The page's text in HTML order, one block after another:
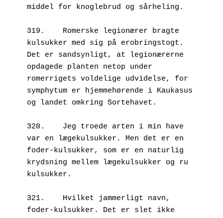
middel for knoglebrud og sårheling.
319.	Romerske legionærer bragte
kulsukker med sig på erobringstogt.
Det er sandsynligt, at legionærerne
opdagede planten netop under
romerrigets voldelige udvidelse, for
symphytum er hjemmehørende i Kaukasus
og landet omkring Sortehavet.
320.	Jeg troede arten i min have
var en lægekulsukker. Men det er en
foder-kulsukker, som er en naturlig
krydsning mellem lægekulsukker og ru
kulsukker.
321.	Hvilket jammerligt navn,
foder-kulsukker. Det er slet ikke